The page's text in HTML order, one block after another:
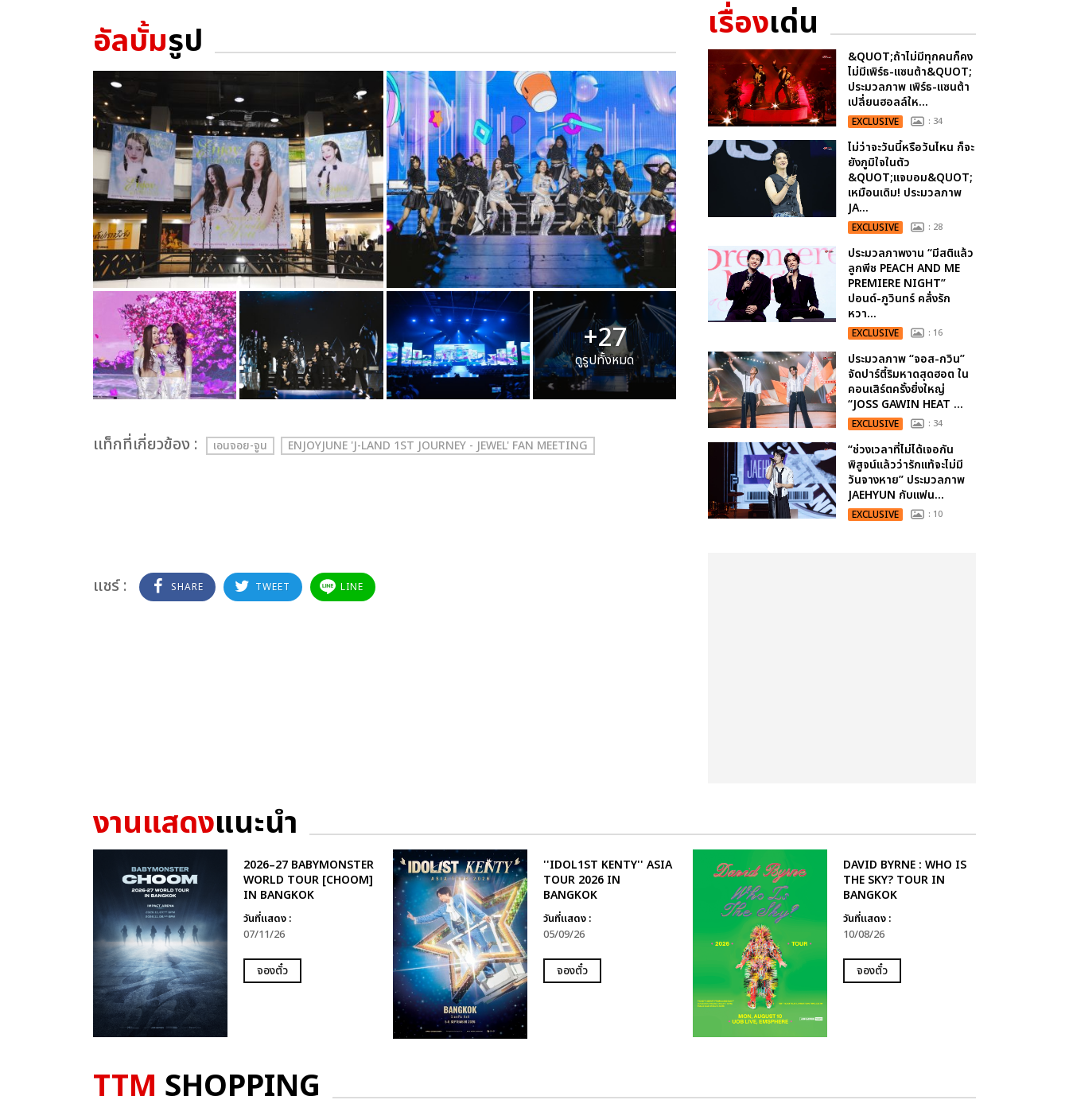
อัลบั้มรูป
+27
ดูรูปทั้งหมด
เเท็กที่เกี่ยวข้อง : เอนจอย-จูน ENJOYJUNE 'J-LAND 1ST JOURNEY - JEWEL' FAN MEETING
แชร์ : SHARE TWEET LINE
เรื่องเด่น
&QUOT;ถ้าไม่มีทุกคนก็คง
ไม่มีเพิร์ธ-แซนต้า&QUOT;
ประมวลภาพ เพิร์ธ-แซนต้า
เปลี่ยนฮอลล์ให...
EXCLUSIVE : 34
ไม่ว่าจะวันนี้หรือวันไหน ก็จะ
ยังภูมิใจในตัว
&QUOT;แจบอม&QUOT;
เหมือนเดิม! ประมวลภาพ
JA...
EXCLUSIVE : 28
ประมวลภาพงาน “มีสติแล้ว
ลูกพีช PEACH AND ME
PREMIERE NIGHT”
ปอนด์-ภูวินทร์ คลั่งรัก
หวา...
EXCLUSIVE : 16
ประมวลภาพ “จอส-กวิน”
จัดปาร์ตี้ริมหาดสุดฮอต ใน
คอนเสิร์ตครั้งยิ่งใหญ่
“JOSS GAWIN HEAT ...
EXCLUSIVE : 34
“ช่วงเวลาที่ไม่ได้เจอกัน
พิสูจน์แล้วว่ารักแท้จะไม่มี
วันจางหาย” ประมวลภาพ
JAEHYUN กับแฟน...
EXCLUSIVE : 10
งานแสดงแนะนำ
2026–27 BABYMONSTER
WORLD TOUR [CHOOM]
IN BANGKOK
วันที่แสดง :
07/11/26
จองตั๋ว
''IDOL1ST KENTY'' ASIA
TOUR 2026 IN
BANGKOK
วันที่แสดง :
05/09/26
จองตั๋ว
DAVID BYRNE : WHO IS
THE SKY? TOUR IN
BANGKOK
วันที่แสดง :
10/08/26
จองตั๋ว
TTM SHOPPING